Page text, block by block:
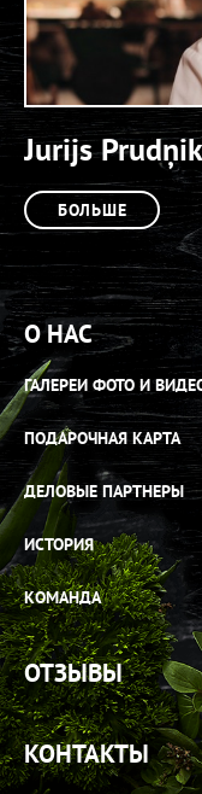
Jurijs
БОЛЬШЕ
О НАС
ГАЛЕРЕИ ФОТО И
ПОДАРОЧНАЯ КАРТА
ДЕЛОВЫЕ ПАРТНЕРЫ
ИСТОРИЯ
КОМАНДА
ОТЗЫВЫ
КОНТАКТЫ